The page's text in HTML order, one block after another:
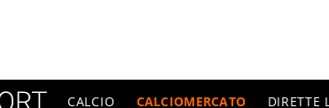
CALCIO CALCIOMERCATO DIRETTE